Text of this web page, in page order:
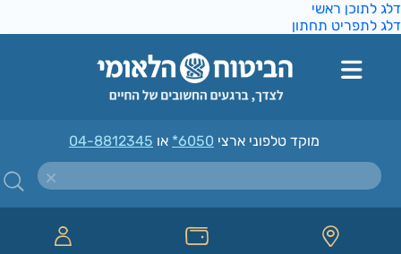
לתוכן ראשי
לתפריט תחתון
מוקד טלפוני ארצי*6050או04-8812345